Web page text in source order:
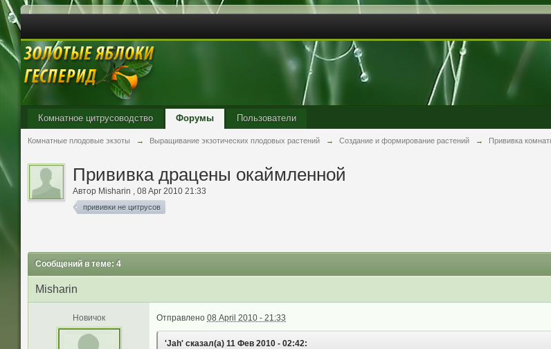
Комнатное цитрусоводство Форумы Пользователи
Комнатные плодовые экзоты → Выращивание экзотических плодовых растений → Создание и формирование растений → Прививка
Прививка драцены окаймленной
Автор Misharin , 08 Apr 2010 21:33
прививки не цитрусов
Сообщений в теме: 4
Misharin
Новичок Отправлено 08 April 2010 - 21:33
'Jah' сказал(а) 11 Фев 2010 - 02:42: